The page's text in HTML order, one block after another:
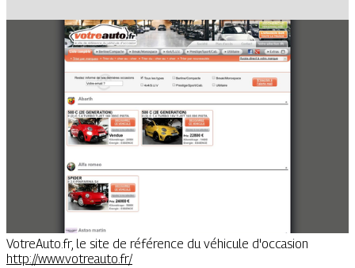
VotreAuto.fr, le site de référence du véhicule d'occasion
http://www.votreauto.fr/